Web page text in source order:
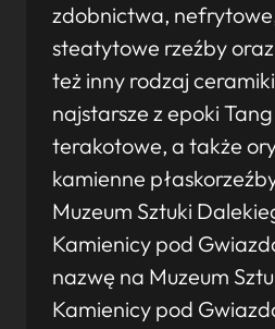
zdobnictwa,
steatytowe rzeźby
też inny rodzaj
najstarsze z epoki
terakotowe, a także
kamienne
Muzeum Sztuki
Kamienicy pod
nazwę na Muzeum
Kamienicy pod